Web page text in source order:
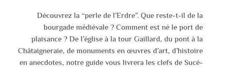
Découvrez la “perle de l’Erdre”. Que reste-t-il de la
bourgade médiévale ? Comment est né le port de
plaisance ? De l’église à la tour Gaillard, du pont à la
Châtaigneraie, de monuments en œuvres d’art, d’histoire
en anecdotes, notre guide vous livrera les clefs de Sucé-